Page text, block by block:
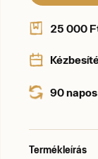
25 000
90
Termékleírás